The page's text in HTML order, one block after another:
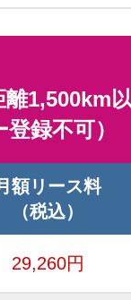
1,500km
録不可）
額リース料
（税込）
29,260円